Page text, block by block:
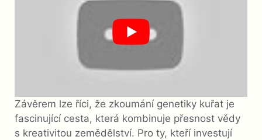
Závěrem lze říci, že zkoumání genetiky kuřat je
fascinující cesta, která kombinuje přesnost vědy
s kreativitou zemědělství. Pro ty, kteří investují